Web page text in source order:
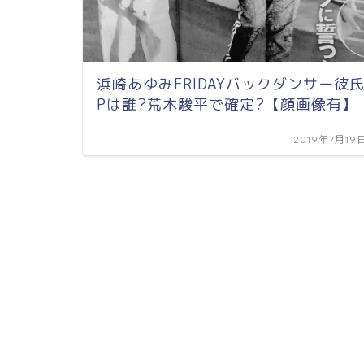
浜崎あゆみFRIDAYバックダンサー彼氏
Pは誰?荒木駿平で確定?【顔画像有】
2019年7月19